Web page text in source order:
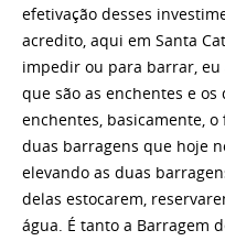
efetivação desses
acredito, aqui em Santa
impedir ou para barrar, eu
que são as enchentes e os
enchentes, basicamente,
duas barragens que hoje
elevando as duas
delas estocarem,
água. É tanto a Barragem